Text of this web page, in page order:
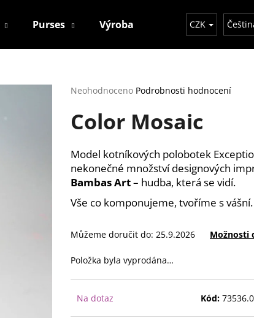
Purses Výroba Kontakty
CZK
Průměrné
produktu
je
z
5
hvězdiček.
Neohodnoceno Podrobnosti hodnocení
Color Mosaic
Model kotníkových polobotek
nekonečné množství designových
Bambas Art– hudba, která se vidí.
Vše co komponujeme, tvoříme s vášní.
Můžeme doručit do: 25.9.2026 Možnosti
Položka byla vyprodána…
Na dotaz Kód:
HLEDAT